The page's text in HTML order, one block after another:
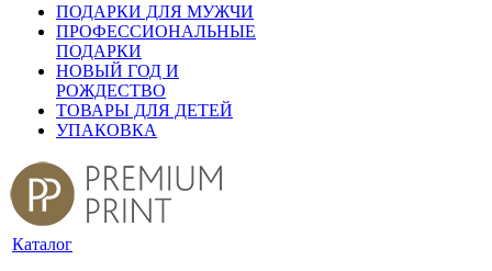
ПОДАРКИ ДЛЯ МУЖЧИ
ПРОФЕССИОНАЛЬНЫЕ
ПОДАРКИ
НОВЫЙ ГОД И
РОЖДЕСТВО
ТОВАРЫ ДЛЯ ДЕТЕЙ
УПАКОВКА
Каталог